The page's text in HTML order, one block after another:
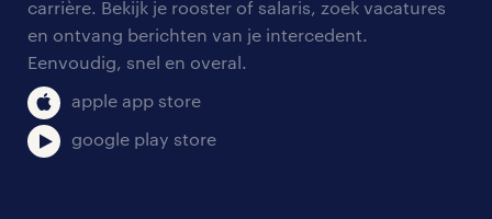
aanmelden nieuwsbrief
blogs en artikelen
salarischecker
bruto-netto calculator
pers
klachten en misstanden
carrière. Bekijk je rooster of salaris, zoek vacatures
en ontvang berichten van je intercedent.
Eenvoudig, snel en overal.
apple app store
google play store